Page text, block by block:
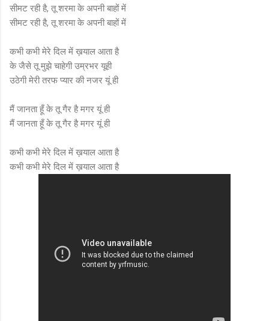
सीमट रही है, तू शरमा के अपनी बाहों में
सीमट रही है, तू शरमा के अपनी बाहों में
कभी कभी मेरे दिल में ख़याल आता है
के जैसे तू मुझे चाहेगी उम्रभर यूही
उठेगी मेरी तरफ प्यार की नजर यूं ही
मैं जानता हूँ के तू गैर है मगर यूं ही
मैं जानता हूँ के तू गैर है मगर यूं ही
कभी कभी मेरे दिल में ख़याल आता है
कभी कभी मेरे दिल में ख़याल आता है